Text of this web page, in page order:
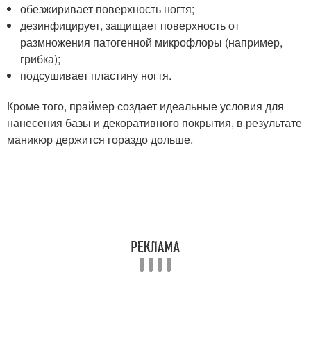
обезжиривает поверхность ногтя;
дезинфицирует, защищает поверхность от
размножения патогенной микрофлоры (например,
грибка);
подсушивает пластину ногтя.
Кроме того, праймер создает идеальные условия для
нанесения базы и декоративного покрытия, в результате
маникюр держится гораздо дольше.